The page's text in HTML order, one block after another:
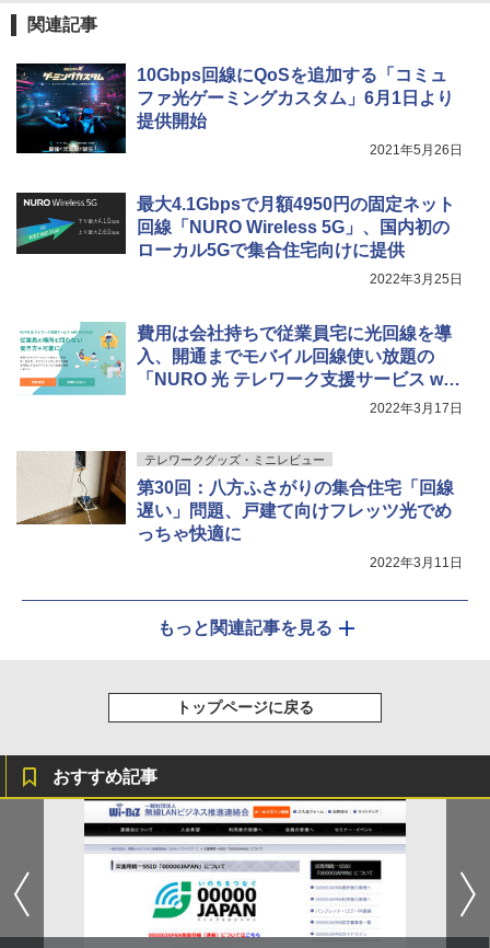
関連記事
10Gbps回線にQoSを追加する「コミュ
ファ光ゲーミングカスタム」6月1日より
提供開始
2021年5月26日
最大4.1Gbpsで月額4950円の固定ネット
回線「NURO Wireless 5G」、国内初の
ローカル5Gで集合住宅向けに提供
2022年3月25日
費用は会社持ちで従業員宅に光回線を導
入、開通までモバイル回線使い放題の
「NURO 光 テレワーク支援サービス wit
2022年3月17日
テレワークグッズ・ミニレビュー
第30回：八方ふさがりの集合住宅「回線
遅い」問題、戸建て向けフレッツ光でめ
っちゃ快適に
2022年3月11日
もっと関連記事を見る
トップページに戻る
おすすめ記事